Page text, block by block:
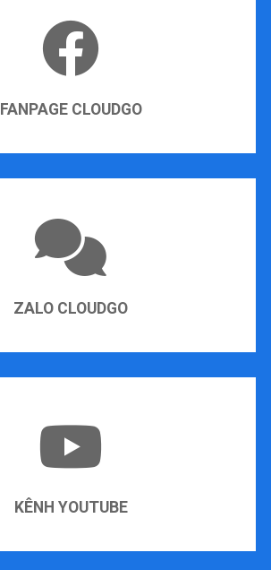
FANPAGE CLOUDGO
ZALO CLOUDGO
KÊNH YOUTUBE